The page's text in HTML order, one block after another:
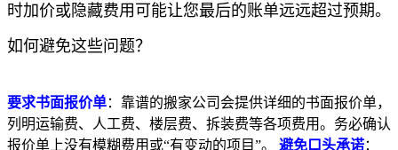
时加价或隐藏费用可能让您最后的账单远远超过预期。
如何避免这些问题？
要求书面报价单：靠谱的搬家公司会提供详细的书面报价单，
列明运输费、人工费、楼层费、拆装费等各项费用。务必确认
报价单上没有模糊费用或“有变动的项目”。 避免口头承诺：